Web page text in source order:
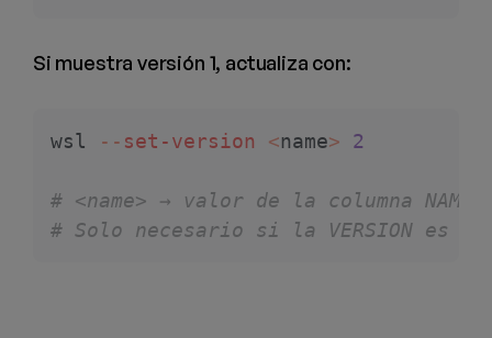
Si muestra versión 1, actualiza con:
wsl -- set-version <name> 2
# <name> → valor de la columna
# Solo necesario si la VERSION es 1